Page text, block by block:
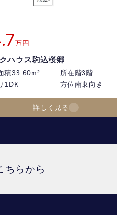
万円
ハウス駒込桜郷
積33.60m² 所在階3階
1DK 方位南東向き
詳しく見る
ちらから